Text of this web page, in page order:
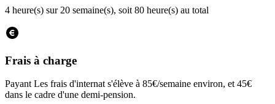
4 heure(s) sur 20 semaine(s), soit 80 heure(s) au total
Frais à charge
Payant Les frais d'internat s'élève à 85€/semaine environ, et 45€
dans le cadre d'une demi-pension.